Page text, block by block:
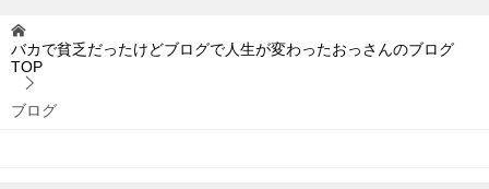
バカで貧乏だったけどブログで人生が変わったおっさんのブログ
TOP
ブログ